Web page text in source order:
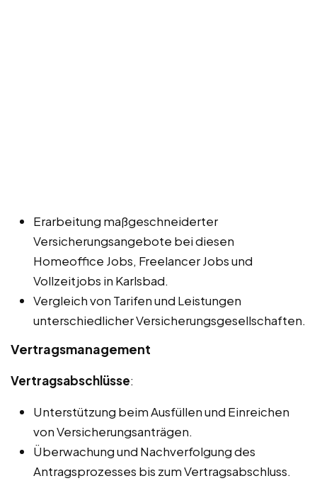
Erarbeitung maßgeschneiderter
Versicherungsangebote bei diesen
Homeoffice Jobs, Freelancer Jobs und
Vollzeitjobs in Karlsbad.
Vergleich von Tarifen und Leistungen
unterschiedlicher Versicherungsgesellschaften.
Vertragsmanagement
Vertragsabschlüsse:
Unterstützung beim Ausfüllen und Einreichen
von Versicherungsanträgen.
Überwachung und Nachverfolgung des
Antragsprozesses bis zum Vertragsabschluss.